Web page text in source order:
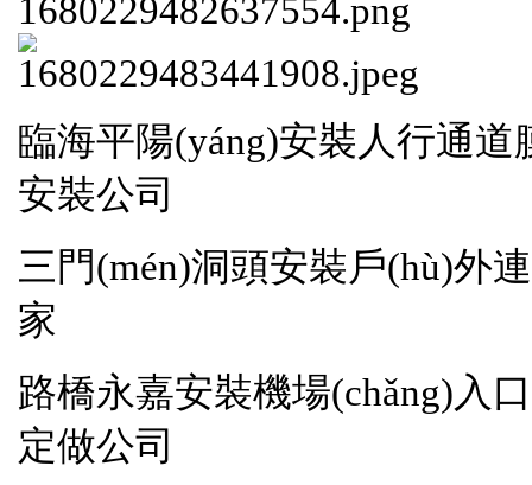
臨海平陽(yáng)安裝人行通
安裝公司
三門(mén)洞頭安裝戶(hù)外
家
路橋永嘉安裝機場(chǎng)入
定做公司